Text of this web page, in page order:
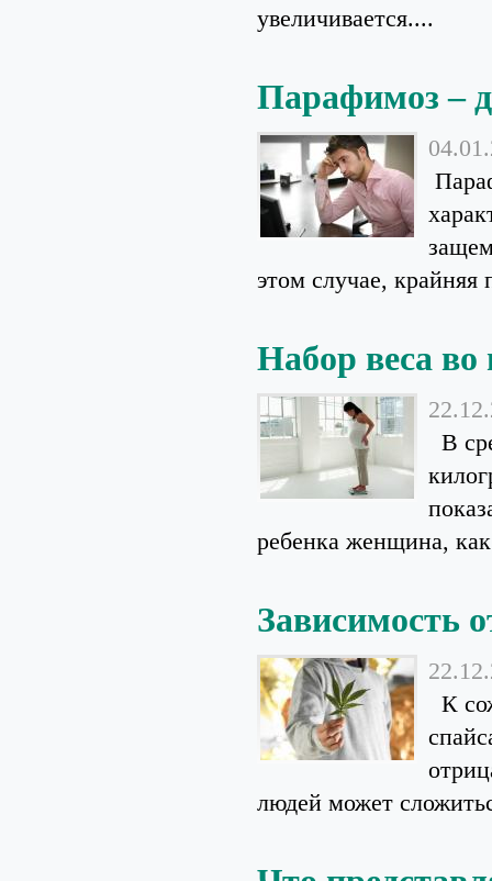
увеличивается....
Парафимоз –
этом случае, крайняя
Набор веса во
В
ребенка женщина,
Зависимость
К
людей может